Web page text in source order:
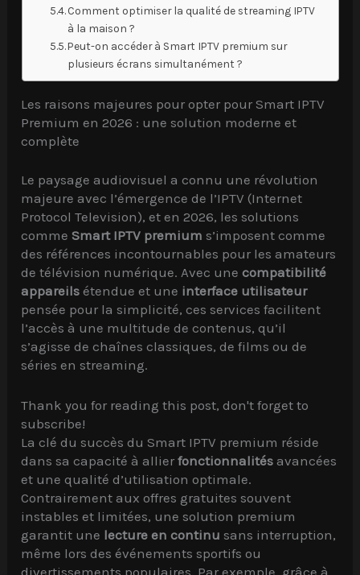
Comment optimiser la qualité de streaming IPTV
à la maison ?
Peut-on accéder à Smart IPTV premium sur
plusieurs écrans simultanément ?
Les raisons majeures pour opter pour Smart IPTV
Premium en 2026 : une solution moderne et
complète
Le paysage audiovisuel a connu une révolution
majeure avec l’émergence de l’IPTV (Internet
Protocol Television), et en 2026, les solutions
comme Smart IPTV premium s’imposent comme
des références incontournables pour les amateurs
de télévision numérique. Avec unecompatibilité
appareils étendue et une interface utilisateur
pensée pour la simplicité, ces services facilitent
l’accès à une multitude de contenus, qu’il
s’agisse de chaînes classiques, de films ou de
séries en streaming.
Thank you for reading this post, don't forget to
subscribe!
La clé du succès du Smart IPTV premium réside
dans sa capacité à allierfonctionnalités avancées
et une qualité d’utilisation optimale.
Contrairement aux offres gratuites souvent
instables et limitées, une solution premium
garantit une lecture en continu sans interruption,
même lors des événements sportifs ou